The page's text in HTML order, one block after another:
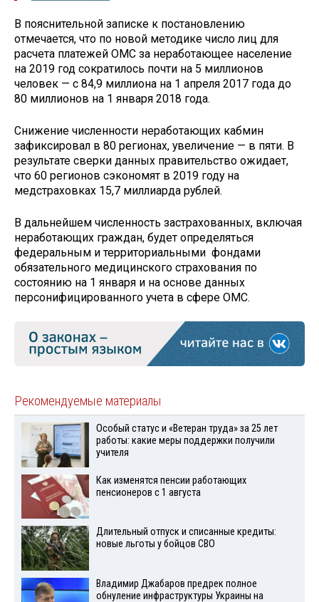
В пояснительной записке к постановлению
отмечается, что по новой методике число лиц для
расчета платежей ОМС за неработающее население
на 2019 год сократилось почти на 5 миллионов
человек — с 84,9 миллиона на 1 апреля 2017 года до
80 миллионов на 1 января 2018 года.
Снижение численности неработающих кабмин
зафиксировал в 80 регионах, увеличение — в пяти. В
результате сверки данных правительство ожидает,
что 60 регионов сэкономят в 2019 году на
медстраховках 15,7 миллиарда рублей.
В дальнейшем численность застрахованных, включая
неработающих граждан, будет определяться
федеральным и территориальными фондами
обязательного медицинского страхования по
состоянию на 1 января и на основе данных
персонифицированного учета в сфере ОМС.
Рекомендуемые материалы
Особый статус и «Ветеран труда» за 25 лет
работы: какие меры поддержки получили
учителя
Как изменятся пенсии работающих
пенсионеров с 1 августа
Длительный отпуск и списанные кредиты:
новые льготы у бойцов СВО
Владимир Джабаров предрек полное
обнуление инфраструктуры Украины на